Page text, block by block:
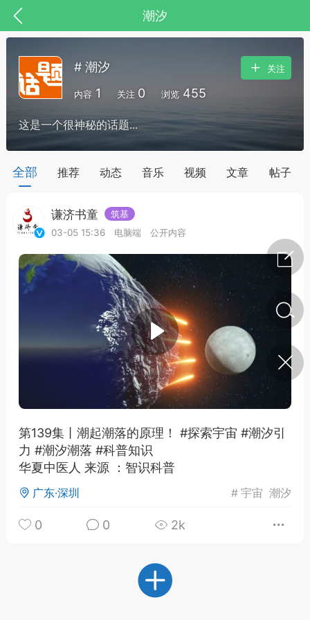
潮汐
，华夏中医人：家门口的中医人！
节气气象
·特急预警】关
如何购买【理肺清瘟膏】
【养正护络膏】？
小海（HAi）
明胃经
谷气为根，心气为枝——
《黄帝内经》脾胃养心论
# 潮汐
内容 1 关注 0 浏览 455
关注
这是一个很神秘的话题...
全部 推荐 动态 音乐 视频 文章 帖子
谦济书童
筑基
03-05 15:36
电脑端 公开内容
第139集丨潮起潮落的原理！ #探索宇宙 #潮汐引
力 #潮汐潮落 #科普知识
华夏中医人 来源 ：智识科普
广东·深圳 #宇宙 潮汐
0 0 2k